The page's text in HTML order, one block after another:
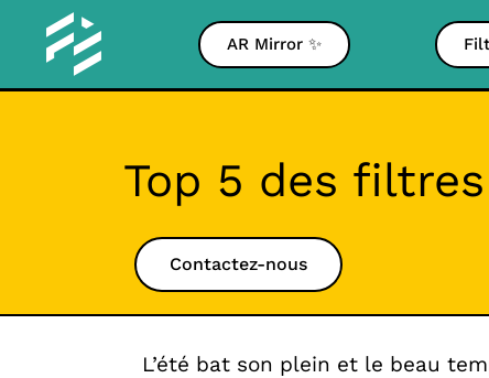
AR Mirror ✨
Top 5 des
Contactez-nous
L’été bat son plein et le beau